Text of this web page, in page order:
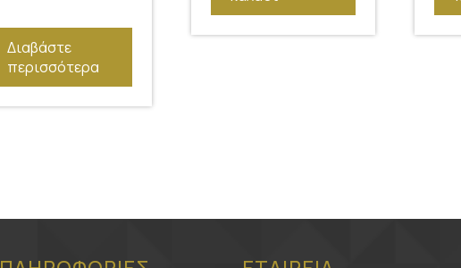
Διαβάστε
περισσότερα